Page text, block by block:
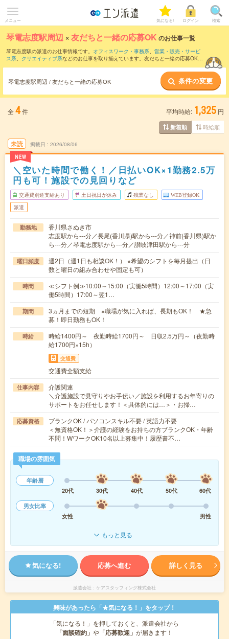
メニュー 気になる! ログイン 検索
琴電志度駅周辺 ×友だちと一緒の応募OK のお仕事一覧
琴電志度駅の派遣のお仕事情報です。 オフィスワーク・事務系、 営業・販売・サービ
ス系、 クリエイティブ系などのお仕事を取り揃えています。友だちと一緒の応募OKの
琴電志度駅周辺 / 友だちと一緒の応募OK 条件の変更
全 4件 平均時給: 1,325 円
新着順 時給順
未読
NEW
掲載日 2026/08/06
＼空いた時間で働く！／日払いOK×1勤務2.5万
円も可！施設での見回りなど
交通費別途支給あり 土日祝日が休み 残業なし WEB登録OK
派遣
勤務地
香川県さぬき市
志度駅から---分／長尾(香川県)駅から---分／神前(香川県)駅か
ら---分／琴電志度駅から---分／讃岐津田駅から---分
曜日頻度
週2日（週1日も相談OK！） ※希望のシフトを毎月提出（日
数と曜日の組み合わせや固定も可）
時間
≪シフト例≫10:00～15:00（実働5時間）12:00～17:00（実
働5時間）17:00～翌1…
期間
3ヵ月までの短期 ※職場が気に入れば、長期もOK！ ★急
募！即日勤務もOK！
時給
時給1400円～ 夜勤時給1700円～ 日収2.5万円～（夜勤時
給1700円×15h）
交通費
交通費全額支給
仕事内容
介護関連
＼介護施設で見守りやお手伝い／施設を利用するお年寄りの
サポートをお任せします！＜具体的には…＞・お掃…
応募資格
ブランクOK / パソコンスキル不要 / 英語力不要
＜無資格OK！＞介護の経験をお持ちの方ブランクOK・年齢
不問！WワークOK10名以上募集中！履歴書不…
職場の雰囲気
年齢層
20代
30代 40代 50代
60代
男女比率
女性
男性
もっと見る
気になる! 応募へ進む 詳しく見る
派遣会社 ケアスタッフィング株式会社
興味があったら「★気になる！」をタップ！
「気になる！」を押しておくと、派遣会社から
「面談確約」 や 「応募歓迎」 が届きます！